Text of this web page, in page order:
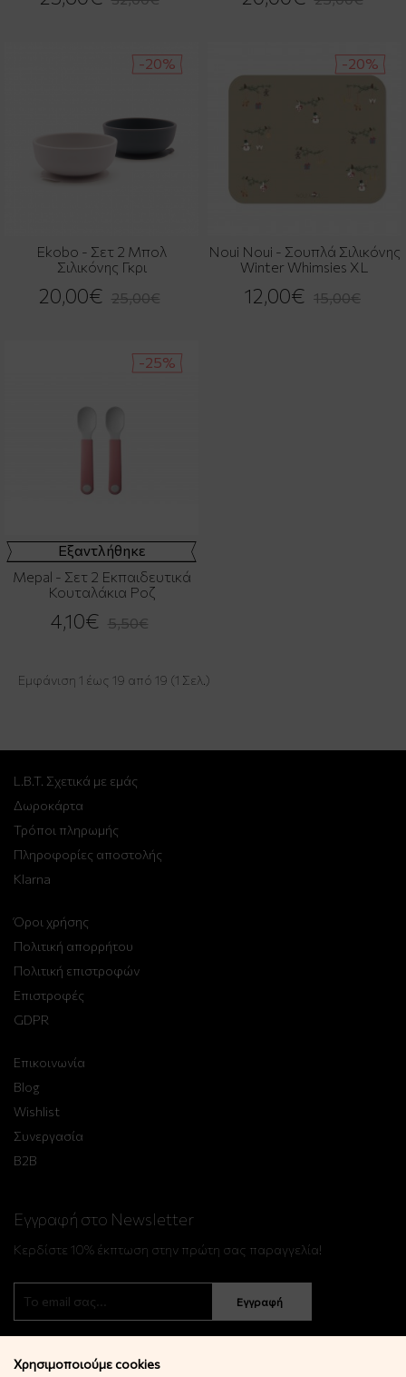
-20%
Ekobo - Σετ 2 Μπολ
Σιλικόνης Γκρι
20,00€ 25,00€
-20%
Noui Noui - Σουπλά Σιλικόνης
Winter Whimsies XL
12,00€ 15,00€
-25%
Εξαντλήθηκε
Mepal - Σετ 2 Εκπαιδευτικά
Κουταλάκια Ροζ
4,10€ 5,50€
Εμφάνιση 1 έως 19 από 19 (1 Σελ.)
L.B.T. Σχετικά με εμάς
Δωροκάρτα
Τρόποι πληρωμής
Πληροφορίες αποστολής
Klarna
Όροι χρήσης
Πολιτική απορρήτου
Πολιτική επιστροφών
Επιστροφές
GDPR
Επικοινωνία
Blog
Wishlist
Συνεργασία
B2B
Εγγραφή στο Newsletter
Κερδίστε 10% έκπτωση στην πρώτη σας παραγγελία!
Εγγραφή
Χρησιμοποιούμε cookies